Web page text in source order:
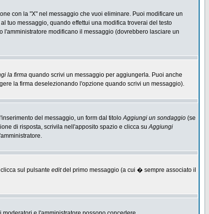
con la "X" nel messaggio che vuoi eliminare. Puoi modificare un
messaggio, quando effettui una modifica troverai del testo
modificano il messaggio (dovrebbero lasciare un
la firma quando scrivi un messaggio per aggiungerla. Puoi anche
la firma deselezionando l'opzione quando scrivi un messaggio).
del messaggio, un form dal titoloAggiungi un sondaggio (se
di risposta, scrivila nell'apposito spazio e clicca suAggiungi
sul pulsante editdel primo messaggio (a cui � sempre associato il